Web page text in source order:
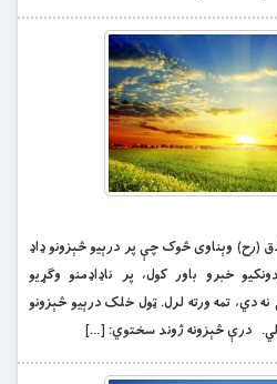
(رح) وېناوی څوک چې پر درېیو څېزونو ډاډ
خبرو باور کول، پر ناډاډمنو وګړیو
دي، تمه ورته لرل. ټول خلک درېیو څېزونو
درې څېزونه ژوند سختوي: […]